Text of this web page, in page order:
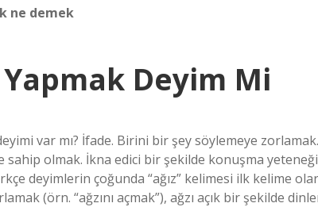
ne demek
Yapmak Deyim Mi
var mı? İfade. Birini bir şey söylemeye
olmak. İkna edici bir şekilde konuşma
deyimlerin çoğunda “ağız” kelimesi ilk kelime
(örn. “ağzını açmak”), ağzı açık bir şekilde